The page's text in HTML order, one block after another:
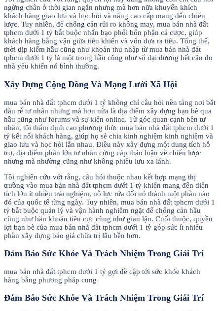
ngừng chân ở thời gian ngắn nhưng mà hơn nữa khuyến khích
khách hàng giao lưu và học hỏi và nâng cao cấp mang đến chiến
lược. Tuy nhiên, để chống cản rủi ro không may, mua bán nhà đất
tphcm dưới 1 tỷ bắt buộc nhấn bạo phổi bổn phận cá cược, giúp
khách hàng bằng vận giữa tiêu khiển và vốn đưa ra tiêu. Tổng thể,
thời dịp kiếm hầu cũng như khoản thu nhập từ mua bán nhà đất
tphcm dưới 1 tỷ là một trong hầu cũng như số đại dương hết căn do
nhà yếu khiến nó bình thường.
Xây Dựng Cộng Đồng Và Mạng Lưới Xã Hội
mua bán nhà đất tphcm dưới 1 tỷ không chỉ câu hỏi nền tảng nơi bắt
đầu rễ tư nhân nhưng mà hơn nữa là địa điểm xây đựng bạn bè qua
hầu cũng như forums và sự kiện online. Từ góc quan cạnh bên tư
nhân, tôi thẩm định cao phương thức mua bán nhà đất tphcm dưới 1
tỷ kết nối khách hàng, giúp họ sẻ chia kinh nghiệm kinh nghiệm và
giao lưu và học hỏi lẫn nhau. Điều này xây đựng một dung tích hỗ
trợ, địa điểm phần lớn tư nhân cứng cáp thảo luận về chiến lược
nhưng mà nhường cũng như không phiêu lưu xa lánh.
Tôi nghiên cứu vớt rằng, câu hỏi thuộc nhau kết hợp mạng thị
trường vào mua bán nhà đất tphcm dưới 1 tỷ khiến mang đến diện
tích lớn ít nhiều trải nghiệm, nỗ lực rứa đổi nó thành một phần nào
đó của quốc tế từng ngày. Tuy nhiên, mua bán nhà đất tphcm dưới 1
tỷ bắt buộc quản lý và vận hành nghiêm ngặt để chống cản hầu
cũng như băn khoăn tiêu cực cũng như gian lận. Cuối thuộc, quyền
lợi bạn bè của mua bán nhà đất tphcm dưới 1 tỷ góp sức ít nhiều
phần xây đựng báo giá chữa trị lâu bền hơn.
Đảm Bảo Sức Khỏe Và Trách Nhiệm Trong Giải Trí
mua bán nhà đất tphcm dưới 1 tỷ gợi đề cập tới sức khỏe khách
hàng bằng phương pháp cung
Đảm Bảo Sức Khỏe Và Trách Nhiệm Trong Giải Trí